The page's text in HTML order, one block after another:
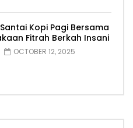
Kopi Pagi Bersama
Fitrah Berkah Insani
OCTOBER 12, 2025